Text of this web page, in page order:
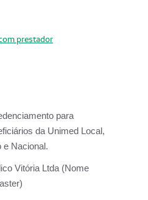
prestador
para
da Unimed Local,
e Nacional.
Vitória Ltda (Nome